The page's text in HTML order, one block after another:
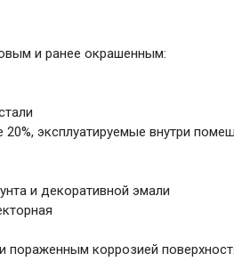
и ранее окрашенным:
эксплуатируемые внутри
и декоративной эмали
пораженным коррозией